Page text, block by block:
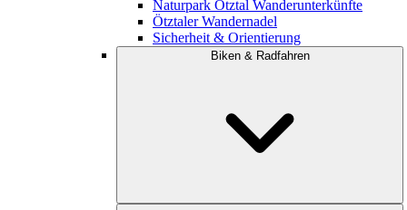
Naturpark Ötztal Wanderunterkünfte
Ötztaler Wandernadel
Sicherheit & Orientierung
Biken & Radfahren